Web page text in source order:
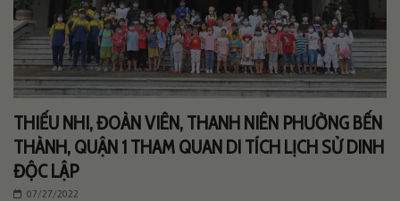
THIẾU NHI, ĐOÀN VIÊN, THANH NIÊN PHƯỜNG BẾN
THÀNH, QUẬN 1 THAM QUAN DI TÍCH LỊCH SỬ DINH
ĐỘC LẬP
07/27/2022